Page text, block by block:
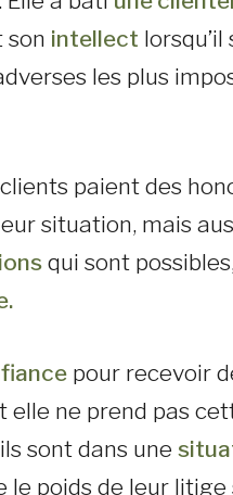
intellect lorsqu’il
les plus
paient des
situation, mais
qui sont
pour recevoir
elle ne prend pas
sont dans une
poids de leur litige